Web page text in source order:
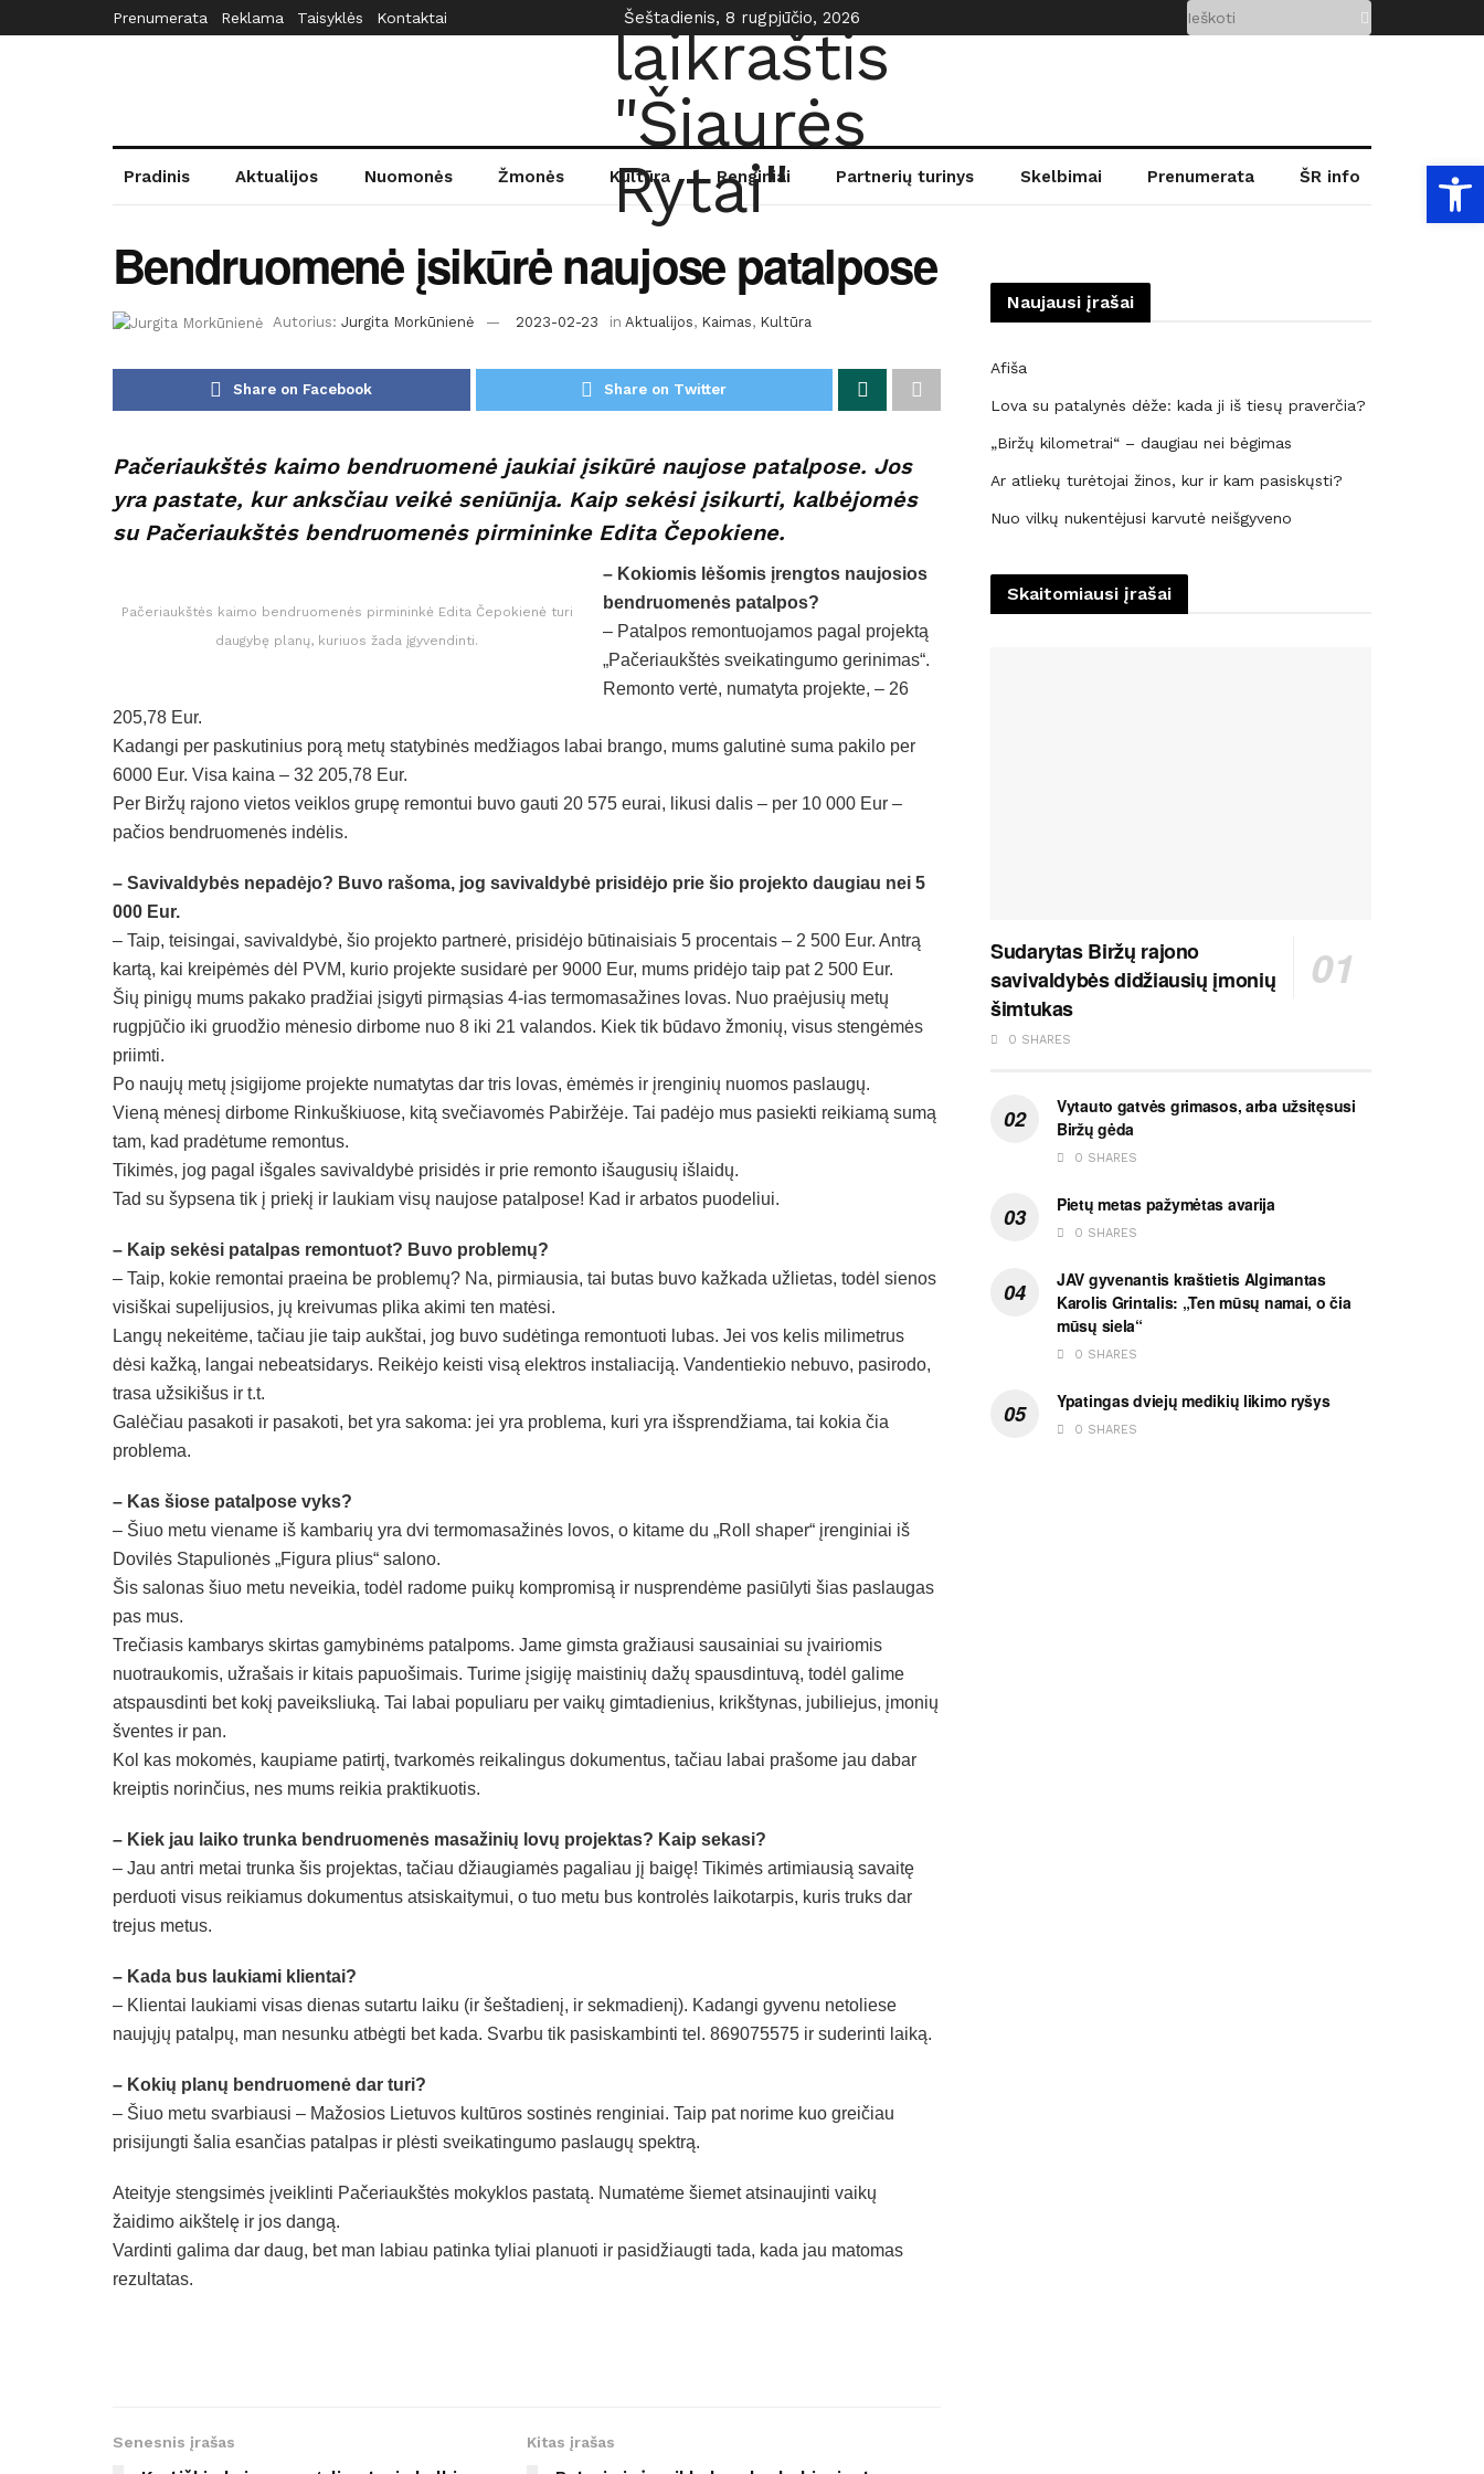
Prenumerata Reklama Taisyklės Kontaktai Šeštadienis, 8 rugpjūčio, 2026
Pradinis Aktualijos Nuomonės Žmonės Kultūra Renginiai Partnerių turinys Skelbimai Prenumerata ŠR info
Bendruomenė įsikūrė naujose patalpose
Autorius: Jurgita Morkūnienė 2023-02-23 in Aktualijos, Kaimas, Kultūra
Share on Facebook Share on Twitter
Pačeriaukštės kaimo bendruomenė jaukiai įsikūrė naujose patalpose. Jos
yra pastate, kur anksčiau veikė seniūnija. Kaip sekėsi įsikurti, kalbėjomės
su Pačeriaukštės bendruomenės pirmininke Edita Čepokiene.
Pačeriaukštės kaimo bendruomenės pirmininkė Edita Čepokienė turi
daugybę planų, kuriuos žada įgyvendinti.
– Kokiomis lėšomis įrengtos naujosios
bendruomenės patalpos?
– Patalpos remontuojamos pagal projektą
„Pačeriaukštės sveikatingumo gerinimas“.
Remonto vertė, numatyta projekte, – 26
205,78 Eur.
Kadangi per paskutinius porą metų statybinės medžiagos labai brango, mums galutinė suma pakilo per
6000 Eur. Visa kaina – 32 205,78 Eur.
Per Biržų rajono vietos veiklos grupę remontui buvo gauti 20 575 eurai, likusi dalis – per 10 000 Eur –
pačios bendruomenės indėlis.
– Savivaldybės nepadėjo? Buvo rašoma, jog savivaldybė prisidėjo prie šio projekto daugiau nei 5
000 Eur.
– Taip, teisingai, savivaldybė, šio projekto partnerė, prisidėjo būtinaisiais 5 procentais – 2 500 Eur. Antrą
kartą, kai kreipėmės dėl PVM, kurio projekte susidarė per 9000 Eur, mums pridėjo taip pat 2 500 Eur.
Šių pinigų mums pakako pradžiai įsigyti pirmąsias 4-ias termomasažines lovas. Nuo praėjusių metų
rugpjūčio iki gruodžio mėnesio dirbome nuo 8 iki 21 valandos. Kiek tik būdavo žmonių, visus stengėmės
priimti.
Po naujų metų įsigijome projekte numatytas dar tris lovas, ėmėmės ir įrenginių nuomos paslaugų.
Vieną mėnesį dirbome Rinkuškiuose, kitą svečiavomės Pabiržėje. Tai padėjo mus pasiekti reikiamą sumą
tam, kad pradėtume remontus.
Tikimės, jog pagal išgales savivaldybė prisidės ir prie remonto išaugusių išlaidų.
Tad su šypsena tik į priekį ir laukiam visų naujose patalpose! Kad ir arbatos puodeliui.
– Kaip sekėsi patalpas remontuot? Buvo problemų?
– Taip, kokie remontai praeina be problemų? Na, pirmiausia, tai butas buvo kažkada užlietas, todėl sienos
visiškai supelijusios, jų kreivumas plika akimi ten matėsi.
Langų nekeitėme, tačiau jie taip aukštai, jog buvo sudėtinga remontuoti lubas. Jei vos kelis milimetrus
dėsi kažką, langai nebeatsidarys. Reikėjo keisti visą elektros instaliaciją. Vandentiekio nebuvo, pasirodo,
trasa užsikišus ir t.t.
Galėčiau pasakoti ir pasakoti, bet yra sakoma: jei yra problema, kuri yra išsprendžiama, tai kokia čia
problema.
– Kas šiose patalpose vyks?
– Šiuo metu viename iš kambarių yra dvi termomasažinės lovos, o kitame du „Roll shaper“ įrenginiai iš
Dovilės Stapulionės „Figura plius“ salono.
Šis salonas šiuo metu neveikia, todėl radome puikų kompromisą ir nusprendėme pasiūlyti šias paslaugas
pas mus.
Trečiasis kambarys skirtas gamybinėms patalpoms. Jame gimsta gražiausi sausainiai su įvairiomis
nuotraukomis, užrašais ir kitais papuošimais. Turime įsigiję maistinių dažų spausdintuvą, todėl galime
atspausdinti bet kokį paveiksliuką. Tai labai populiaru per vaikų gimtadienius, krikštynas, jubiliejus, įmonių
šventes ir pan.
Kol kas mokomės, kaupiame patirtį, tvarkomės reikalingus dokumentus, tačiau labai prašome jau dabar
kreiptis norinčius, nes mums reikia praktikuotis.
– Kiek jau laiko trunka bendruomenės masažinių lovų projektas? Kaip sekasi?
– Jau antri metai trunka šis projektas, tačiau džiaugiamės pagaliau jį baigę! Tikimės artimiausią savaitę
perduoti visus reikiamus dokumentus atsiskaitymui, o tuo metu bus kontrolės laikotarpis, kuris truks dar
trejus metus.
– Kada bus laukiami klientai?
– Klientai laukiami visas dienas sutartu laiku (ir šeštadienį, ir sekmadienį). Kadangi gyvenu netoliese
naujųjų patalpų, man nesunku atbėgti bet kada. Svarbu tik pasiskambinti tel. 869075575 ir suderinti laiką.
– Kokių planų bendruomenė dar turi?
– Šiuo metu svarbiausi – Mažosios Lietuvos kultūros sostinės renginiai. Taip pat norime kuo greičiau
prisijungti šalia esančias patalpas ir plėsti sveikatingumo paslaugų spektrą.
Ateityje stengsimės įveiklinti Pačeriaukštės mokyklos pastatą. Numatėme šiemet atsinaujinti vaikų
žaidimo aikštelę ir jos dangą.
Vardinti galima dar daug, bet man labiau patinka tyliai planuoti ir pasidžiaugti tada, kada jau matomas
rezultatas.
Senesnis įrašas Kitas įrašas
Naujausi įrašai
Afiša
Lova su patalynės dėže: kada ji iš tiesų praverčia?
„Biržų kilometrai“ – daugiau nei bėgimas
Ar atliekų turėtojai žinos, kur ir kam pasiskųsti?
Nuo vilkų nukentėjusi karvutė neišgyveno
Skaitomiausi įrašai
Sudarytas Biržų rajono
savivaldybės didžiausių įmonių
šimtukas
0 SHARES
Vytauto gatvės grimasos, arba užsitęsusi
Biržų gėda
0 SHARES
Pietų metas pažymėtas avarija
0 SHARES
JAV gyvenantis kraštietis Algimantas
Karolis Grintalis: „Ten mūsų namai, o čia
mūsų siela“
0 SHARES
Ypatingas dviejų medikių likimo ryšys
0 SHARES